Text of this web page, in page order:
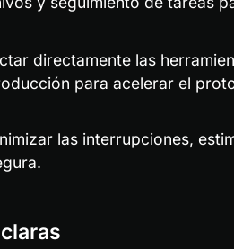
directamente las
para acelerar el
las interrupciones,